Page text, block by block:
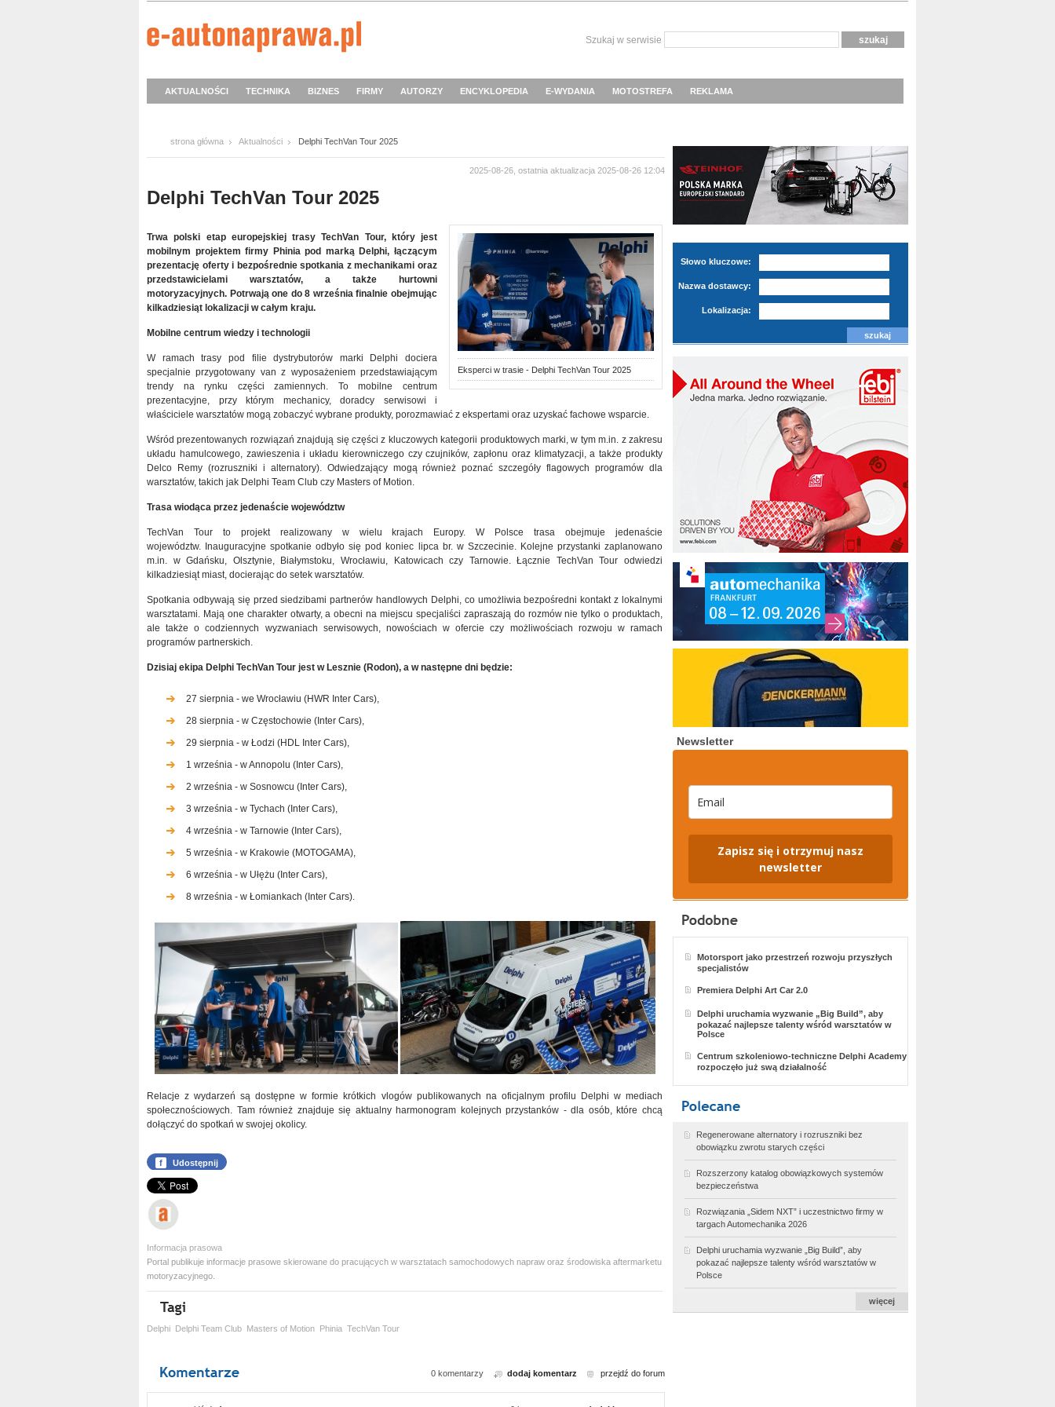
Szukaj w serwisie
AKTUALNOŚCI TECHNIKA BIZNES FIRMY AUTORZY ENCYKLOPEDIA E-WYDANIA MOTOSTREFA REKLAMA
strona główna Aktualności Delphi TechVan Tour 2025
2025-08-26, ostatnia aktualizacja 2025-08-26 12:04
Delphi TechVan Tour 2025
Eksperci w trasie - Delphi TechVan Tour 2025
Trwa polski etap europejskiej trasy TechVan Tour, który jest
mobilnym projektem firmy Phinia pod marką Delphi, łączącym
prezentację oferty i bezpośrednie spotkania z mechanikami oraz
przedstawicielami warsztatów, a także hurtowni
motoryzacyjnych. Potrwają one do 8 września finalnie obejmując
kilkadziesiąt lokalizacji w całym kraju.
Mobilne centrum wiedzy i technologii
W ramach trasy pod filie dystrybutorów marki Delphi dociera
specjalnie przygotowany van z wyposażeniem przedstawiającym
trendy na rynku części zamiennych. To mobilne centrum
prezentacyjne, przy którym mechanicy, doradcy serwisowi i
właściciele warsztatów mogą zobaczyć wybrane produkty, porozmawiać z ekspertami oraz uzyskać fachowe wsparcie.
Wśród prezentowanych rozwiązań znajdują się części z kluczowych kategorii produktowych marki, w tym m.in. z zakresu
układu hamulcowego, zawieszenia i układu kierowniczego czy czujników, zapłonu oraz klimatyzacji, a także produkty
Delco Remy (rozruszniki i alternatory). Odwiedzający mogą również poznać szczegóły flagowych programów dla
warsztatów, takich jak Delphi Team Club czy Masters of Motion.
Trasa wiodąca przez jedenaście województw
TechVan Tour to projekt realizowany w wielu krajach Europy. W Polsce trasa obejmuje jedenaście
województw. Inauguracyjne spotkanie odbyło się pod koniec lipca br. w Szczecinie. Kolejne przystanki zaplanowano
m.in. w Gdańsku, Olsztynie, Białymstoku, Wrocławiu, Katowicach czy Tarnowie. Łącznie TechVan Tour odwiedzi
kilkadziesiąt miast, docierając do setek warsztatów.
Spotkania odbywają się przed siedzibami partnerów handlowych Delphi, co umożliwia bezpośredni kontakt z lokalnymi
warsztatami. Mają one charakter otwarty, a obecni na miejscu specjaliści zapraszają do rozmów nie tylko o produktach,
ale także o codziennych wyzwaniach serwisowych, nowościach w ofercie czy możliwościach rozwoju w ramach
programów partnerskich.
Dzisiaj ekipa Delphi TechVan Tour jest w Lesznie (Rodon), a w następne dni będzie:
27 sierpnia - we Wrocławiu (HWR Inter Cars),
28 sierpnia - w Częstochowie (Inter Cars),
29 sierpnia - w Łodzi (HDL Inter Cars),
1 września - w Annopolu (Inter Cars),
2 września - w Sosnowcu (Inter Cars),
3 września - w Tychach (Inter Cars),
4 września - w Tarnowie (Inter Cars),
5 września - w Krakowie (MOTOGAMA),
6 września - w Ułężu (Inter Cars),
8 września - w Łomiankach (Inter Cars).
Relacje z wydarzeń są dostępne w formie krótkich vlogów publikowanych na oficjalnym profilu Delphi w mediach
społecznościowych. Tam również znajduje się aktualny harmonogram kolejnych przystanków - dla osób, które chcą
dołączyć do spotkań w swojej okolicy.
f Udostępnij
Informacja prasowa
Portal publikuje informacje prasowe skierowane do pracujących w warsztatach samochodowych napraw oraz środowiska aftermarketu
motoryzacyjnego.
Delphi Delphi Team Club Masters of Motion Phinia TechVan Tour
0 komentarzy dodaj komentarz przejdź do forum
Słowo kluczowe:
Nazwa dostawcy:
Lokalizacja:
Newsletter
Zapisz się i otrzymuj nasz
newsletter
Motorsport jako przestrzeń rozwoju przyszłych
specjalistów
Premiera Delphi Art Car 2.0
Delphi uruchamia wyzwanie „Big Build”, aby
pokazać najlepsze talenty wśród warsztatów w
Polsce
Centrum szkoleniowo-techniczne Delphi Academy
rozpoczęło już swą działalność
Regenerowane alternatory i rozruszniki bez
obowiązku zwrotu starych części
Rozszerzony katalog obowiązkowych systemów
bezpieczeństwa
Rozwiązania „Sidem NXT” i uczestnictwo firmy w
targach Automechanika 2026
Delphi uruchamia wyzwanie „Big Build”, aby
pokazać najlepsze talenty wśród warsztatów w
Polsce
więcej